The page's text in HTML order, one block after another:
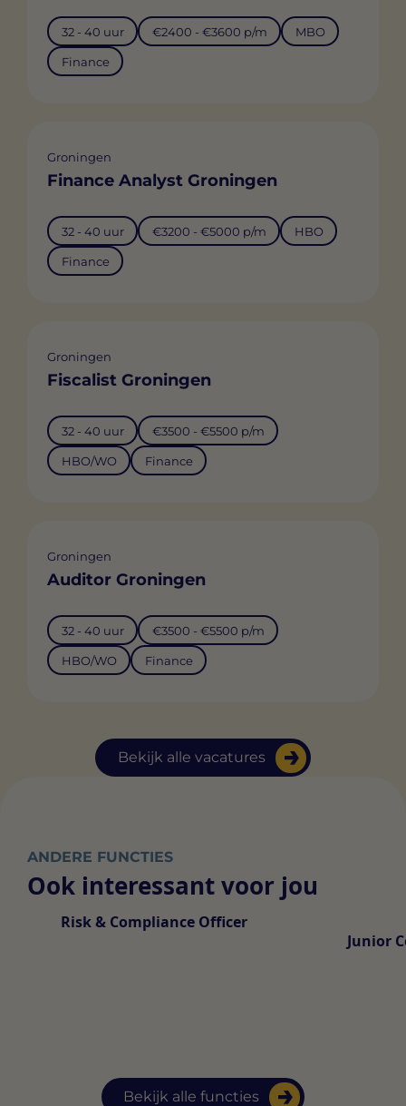
Bekijk alle vacatures
32 - 40 uur €2400 - €3600 p/m MBO
Finance
Groningen
Finance Analyst Groningen
32 - 40 uur €3200 - €5000 p/m HBO
Finance
Groningen
Fiscalist Groningen
32 - 40 uur €3500 - €5500 p/m
HBO/WO Finance
Groningen
Auditor Groningen
32 - 40 uur €3500 - €5500 p/m
HBO/WO Finance
ANDERE FUNCTIES
Ook interessant voor jou
Bekijk alle functies
Risk & Compliance Officer
Junior